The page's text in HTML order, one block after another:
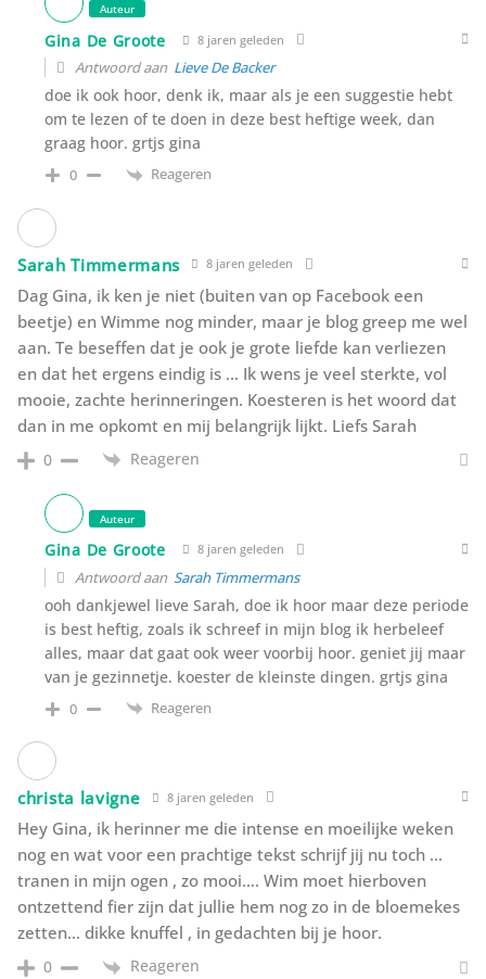
Auteur
Gina De Groote 8 jaren geleden
Antwoord aan Lieve De Backer
doe ik ook hoor, denk ik, maar als je een suggestie hebt
om te lezen of te doen in deze best heftige week, dan
graag hoor. grtjs gina
0 Reageren
Sarah Timmermans 8 jaren geleden
Dag Gina, ik ken je niet (buiten van op Facebook een
beetje) en Wimme nog minder, maar je blog greep me wel
aan. Te beseffen dat je ook je grote liefde kan verliezen
en dat het ergens eindig is … Ik wens je veel sterkte, vol
mooie, zachte herinneringen. Koesteren is het woord dat
dan in me opkomt en mij belangrijk lijkt. Liefs Sarah
0 Reageren
Auteur
Gina De Groote 8 jaren geleden
Antwoord aan Sarah Timmermans
ooh dankjewel lieve Sarah, doe ik hoor maar deze periode
is best heftig, zoals ik schreef in mijn blog ik herbeleef
alles, maar dat gaat ook weer voorbij hoor. geniet jij maar
van je gezinnetje. koester de kleinste dingen. grtjs gina
0 Reageren
christa lavigne 8 jaren geleden
Hey Gina, ik herinner me die intense en moeilijke weken
nog en wat voor een prachtige tekst schrijf jij nu toch …
tranen in mijn ogen , zo mooi…. Wim moet hierboven
ontzettend fier zijn dat jullie hem nog zo in de bloemekes
zetten… dikke knuffel , in gedachten bij je hoor.
0 Reageren